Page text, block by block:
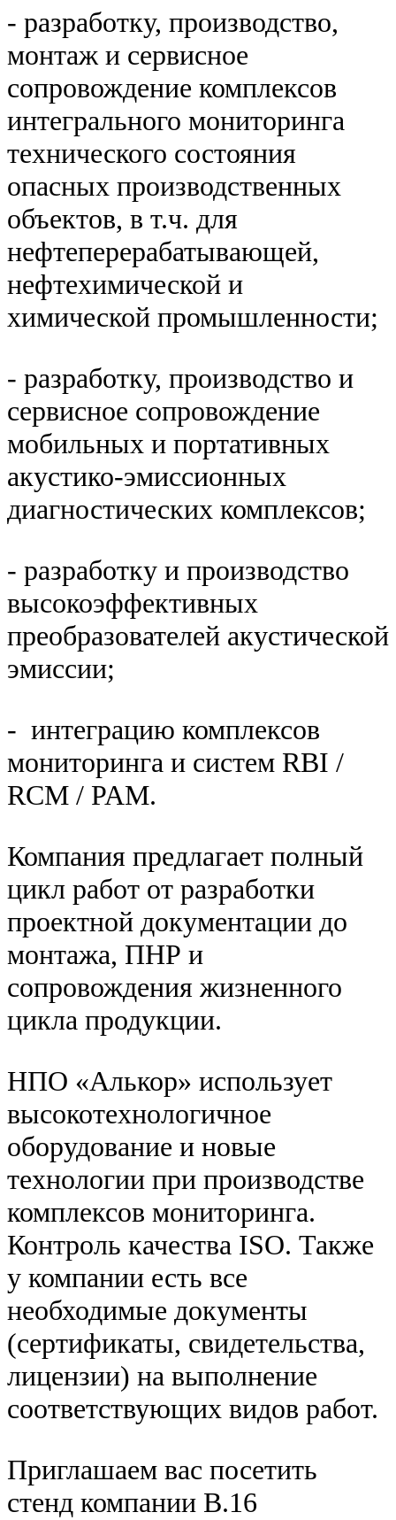
- разработку, производство,
монтаж и сервисное
сопровождение комплексов
интегрального мониторинга
технического состояния
опасных производственных
объектов, в т.ч. для
нефтеперерабатывающей,
нефтехимической и
химической промышленности;
- разработку, производство и
сервисное сопровождение
мобильных и портативных
акустико-эмиссионных
диагностических комплексов;
- разработку и производство
высокоэффективных
преобразователей акустической
эмиссии;
- интеграцию комплексов
мониторинга и систем RBI /
RCM / PAM.
Компания предлагает полный
цикл работ от разработки
проектной документации до
монтажа, ПНР и
сопровождения жизненного
цикла продукции.
НПО «Алькор» использует
высокотехнологичное
оборудование и новые
технологии при производстве
комплексов мониторинга.
Контроль качества ISO. Также
у компании есть все
необходимые документы
(сертификаты, свидетельства,
лицензии) на выполнение
соответствующих видов работ.
Приглашаем вас посетить
стенд компании В.16